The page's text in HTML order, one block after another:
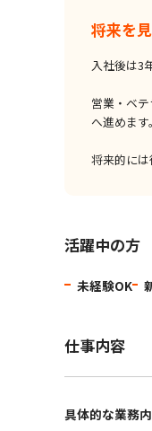
将来を
入社後は3
営業・ベ
へ進めます。
将来的に
活躍中の方
未経験OK
仕事内容
具体的な業務